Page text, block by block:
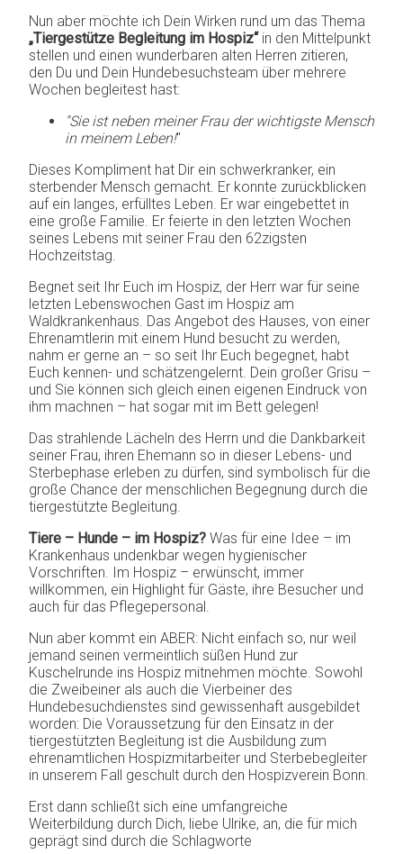
Nun aber möchte ich Dein Wirken rund um das Thema
„Tiergestütze Begleitung im Hospiz“ in den Mittelpunkt
stellen und einen wunderbaren alten Herren zitieren,
den Du und Dein Hundebesuchsteam über mehrere
Wochen begleitest hast:
"Sie ist neben meiner Frau der wichtigste Mensch
in meinem Leben!"
Dieses Kompliment hat Dir ein schwerkranker, ein
sterbender Mensch gemacht. Er konnte zurückblicken
auf ein langes, erfülltes Leben. Er war eingebettet in
eine große Familie. Er feierte in den letzten Wochen
seines Lebens mit seiner Frau den 62zigsten
Hochzeitstag.
Begnet seit Ihr Euch im Hospiz, der Herr war für seine
letzten Lebenswochen Gast im Hospiz am
Waldkrankenhaus. Das Angebot des Hauses, von einer
Ehrenamtlerin mit einem Hund besucht zu werden,
nahm er gerne an – so seit Ihr Euch begegnet, habt
Euch kennen- und schätzengelernt. Dein großer Grisu –
und Sie können sich gleich einen eigenen Eindruck von
ihm machnen – hat sogar mit im Bett gelegen!
Das strahlende Lächeln des Herrn und die Dankbarkeit
seiner Frau, ihren Ehemann so in dieser Lebens- und
Sterbephase erleben zu dürfen, sind symbolisch für die
große Chance der menschlichen Begegnung durch die
tiergestützte Begleitung.
Tiere – Hunde – im Hospiz? Was für eine Idee – im
Krankenhaus undenkbar wegen hygienischer
Vorschriften. Im Hospiz – erwünscht, immer
willkommen, ein Highlight für Gäste, ihre Besucher und
auch für das Pflegepersonal.
Nun aber kommt ein ABER: Nicht einfach so, nur weil
jemand seinen vermeintlich süßen Hund zur
Kuschelrunde ins Hospiz mitnehmen möchte. Sowohl
die Zweibeiner als auch die Vierbeiner des
Hundebesuchdienstes sind gewissenhaft ausgebildet
worden: Die Voraussetzung für den Einsatz in der
tiergestützten Begleitung ist die Ausbildung zum
ehrenamtlichen Hospizmitarbeiter und Sterbebegleiter
in unserem Fall geschult durch den Hospizverein Bonn.
Erst dann schließt sich eine umfangreiche
Weiterbildung durch Dich, liebe Ulrike, an, die für mich
geprägt sind durch die Schlagworte